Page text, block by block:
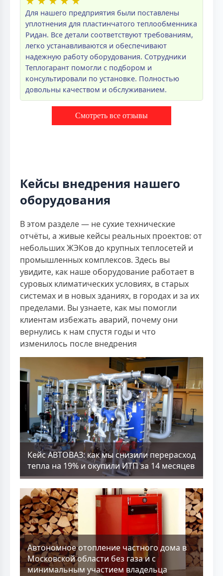
Для нашего предприятия были поставлены
уплотнения для пластинчатого теплообменника
Ридан. Все детали соответствуют требованиям,
легко устанавливаются и обеспечивают
надежную работу оборудования. Сотрудники
Теплогарант помогли с подбором и
консультировали по установке. Полностью
довольны качеством и обслуживанием.
Смотреть все отзывы
Кейсы внедрения нашего
оборудования
В этом разделе — не сухие технические
отчёты, а живые кейсы реальных проектов: от
небольших ЖЭКов до крупных теплосетей и
промышленных комплексов. Здесь вы
увидите, как наше оборудование работает в
суровых климатических условиях, в старых
системах и в новых зданиях, в городах и за их
пределами. Вы узнаете, как мы помогли
клиентам избежать аварий, почему они
вернулись к нам спустя годы и что
изменилось после внедрения
Кейс АВТОВАЗ: как мы снизили перерасход
тепла на 19% и окупили ИТП за 14 месяцев
Aвтономное отопление частного дома в
Московской области без газа и с
минимальным участием владельца